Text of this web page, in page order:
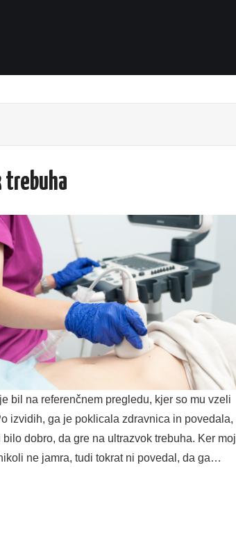
trebuha
bil na referenčnem pregledu, kjer so mu vzeli
izvidih, ga je poklicala zdravnica in povedala,
bilo dobro, da gre na ultrazvok trebuha. Ker moj
ne jamra, tudi tokrat ni povedal, da ga…